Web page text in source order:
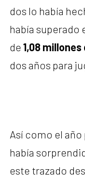
dos lo había
había superado
de1,08
dos años para
Así como el año
había
este trazado